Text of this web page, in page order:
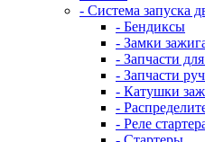
- Система запуска
- Бендиксы
- Замки
- Запчасти
- Запчасти
- Катушки
-
- Реле